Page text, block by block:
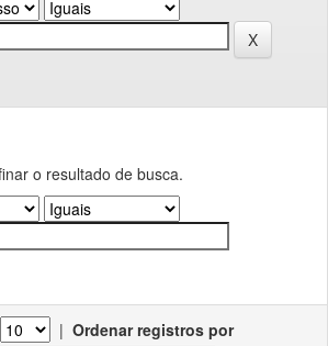
o resultado de busca.
| Ordenar registros por